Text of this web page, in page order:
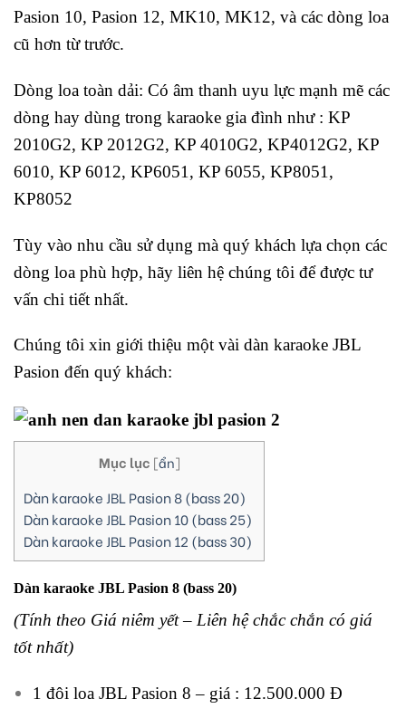
Pasion 10, Pasion 12, MK10, MK12, và các dòng loa
cũ hơn từ trước.
Dòng loa toàn dải: Có âm thanh uyu lực mạnh mẽ các
dòng hay dùng trong karaoke gia đình như : KP
2010G2, KP 2012G2, KP 4010G2, KP4012G2, KP
6010, KP 6012, KP6051, KP 6055, KP8051,
KP8052
Tùy vào nhu cầu sử dụng mà quý khách lựa chọn các
dòng loa phù hợp, hãy liên hệ chúng tôi để được tư
vấn chi tiết nhất.
Chúng tôi xin giới thiệu một vài dàn karaoke JBL
Pasion đến quý khách:
Mục lục [ẩn]
Dàn karaoke JBL Pasion 8 (bass 20)
Dàn karaoke JBL Pasion 10 (bass 25)
Dàn karaoke JBL Pasion 12 (bass 30)
Dàn karaoke JBL Pasion 8 (bass 20)
(Tính theo Giá niêm yết – Liên hệ chắc chắn có giá
tốt nhất)
1 đôi loa JBL Pasion 8 – giá : 12.500.000 Đ